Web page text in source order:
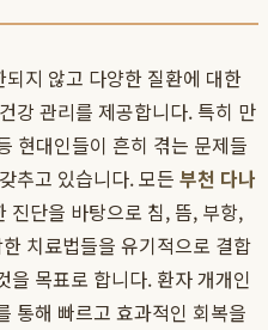
지 않고 다양한 질환에 대한
강 관리를 제공합니다. 특히 만
현대인들이 흔히 겪는 문제들
추고 있습니다. 모든 부천 다나
진단을 바탕으로 침, 뜸, 부항,
치료법들을 유기적으로 결합
을 목표로 합니다. 환자 개개인
통해 빠르고 효과적인 회복을